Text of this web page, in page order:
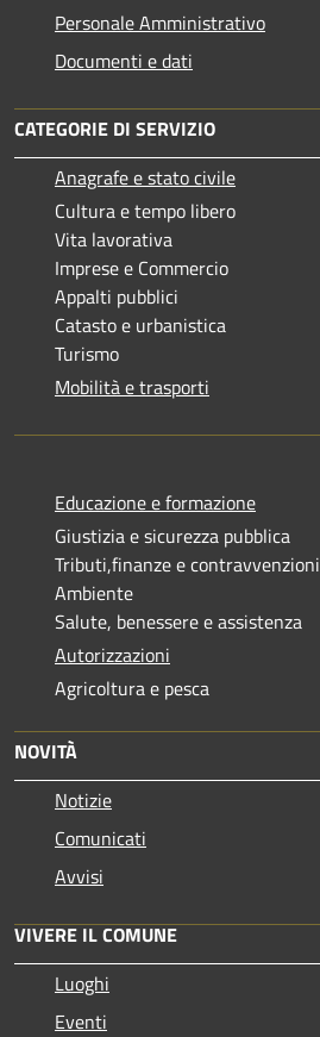
Personale Amministrativo
Documenti e dati
CATEGORIE DI SERVIZIO
Anagrafe e stato civile
Cultura e tempo libero
Vita lavorativa
Imprese e Commercio
Appalti pubblici
Catasto e urbanistica
Turismo
Mobilità e trasporti
Educazione e formazione
Giustizia e sicurezza pubblica
Tributi,finanze e contravvenzioni
Ambiente
Salute, benessere e assistenza
Autorizzazioni
Agricoltura e pesca
NOVITÀ
Notizie
Comunicati
Avvisi
VIVERE IL COMUNE
Luoghi
Eventi